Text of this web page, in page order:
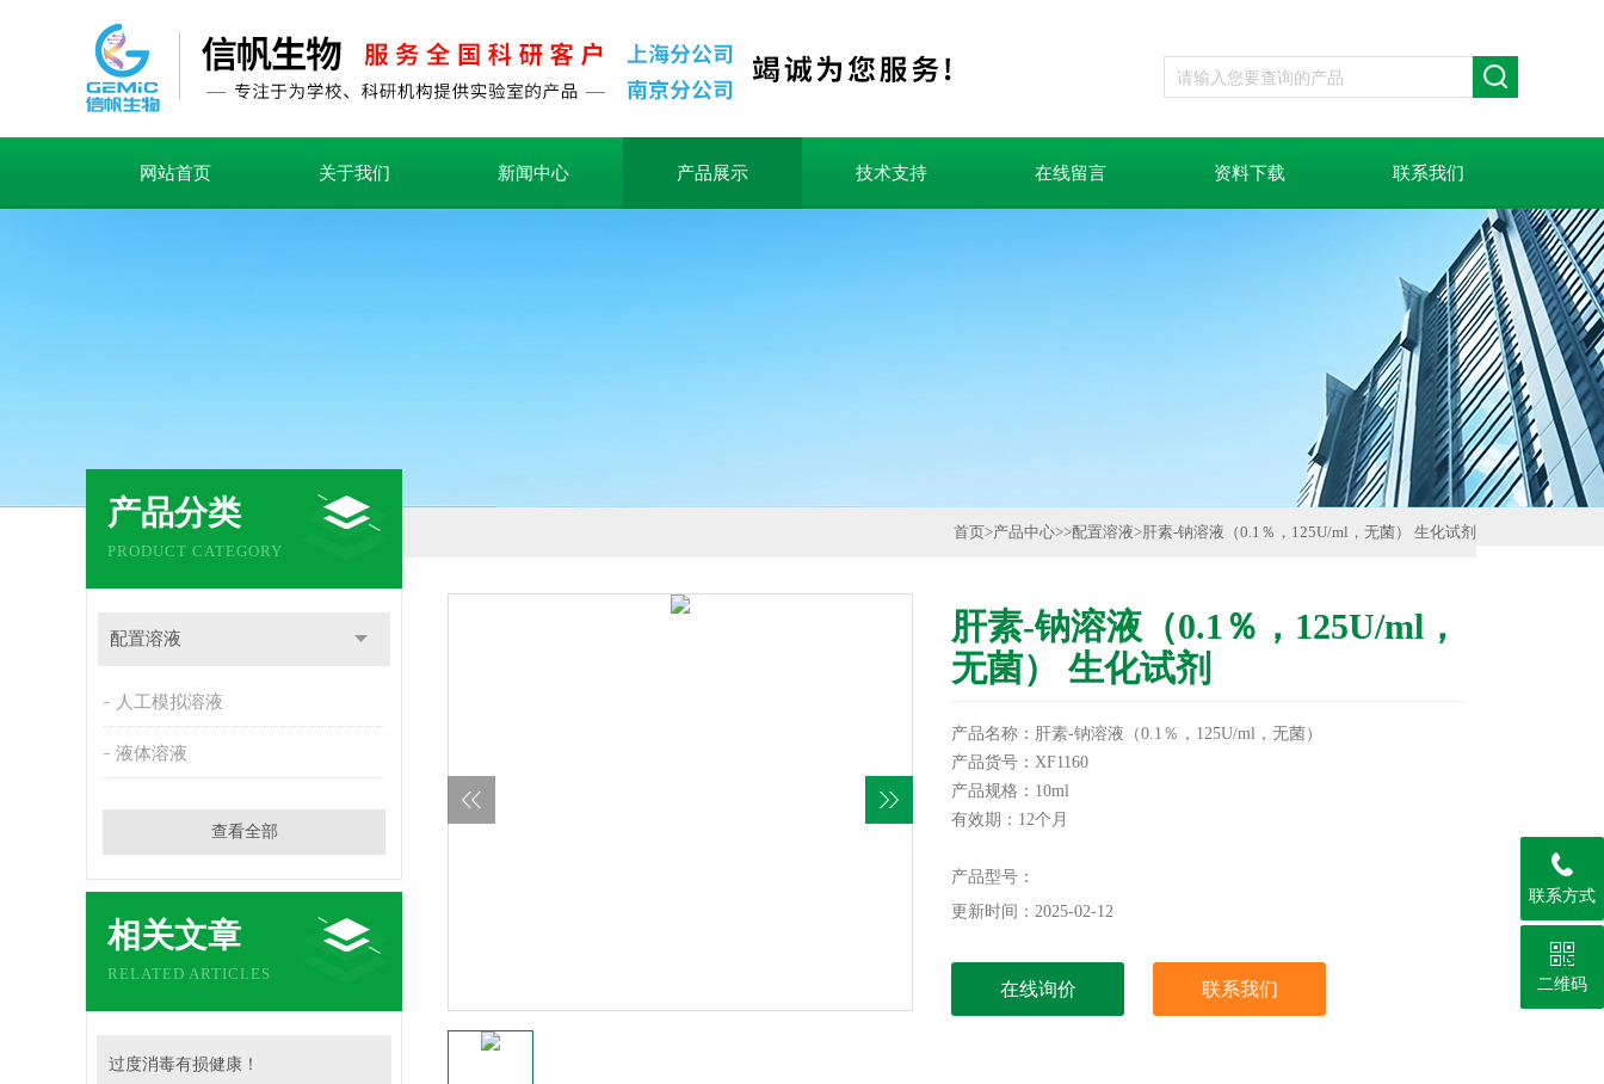
网站首页 关于我们 新闻中心 产品展示 技术支持 在线留言 资料下载 联系我们
产品分类
PRODUCT CATEGORY
配置溶液
人工模拟溶液
液体溶液
查看全部
相关文章
RELATED ARTICLES
过度消毒有损健康！
首页>产品中心>>配置溶液>肝素-钠溶液（0.1％，125U/ml，无菌） 生化试剂
肝素-钠溶液（0.1％，125U/ml，
无菌） 生化试剂
产品名称：肝素-钠溶液（0.1％，125U/ml，无菌）
产品货号：XF1160
产品规格：10ml
有效期：12个月
本产品仅供科研实验用，不做其它用途！
产品型号：
更新时间：2025-02-12
在线询价 联系我们
联系方式
二维码